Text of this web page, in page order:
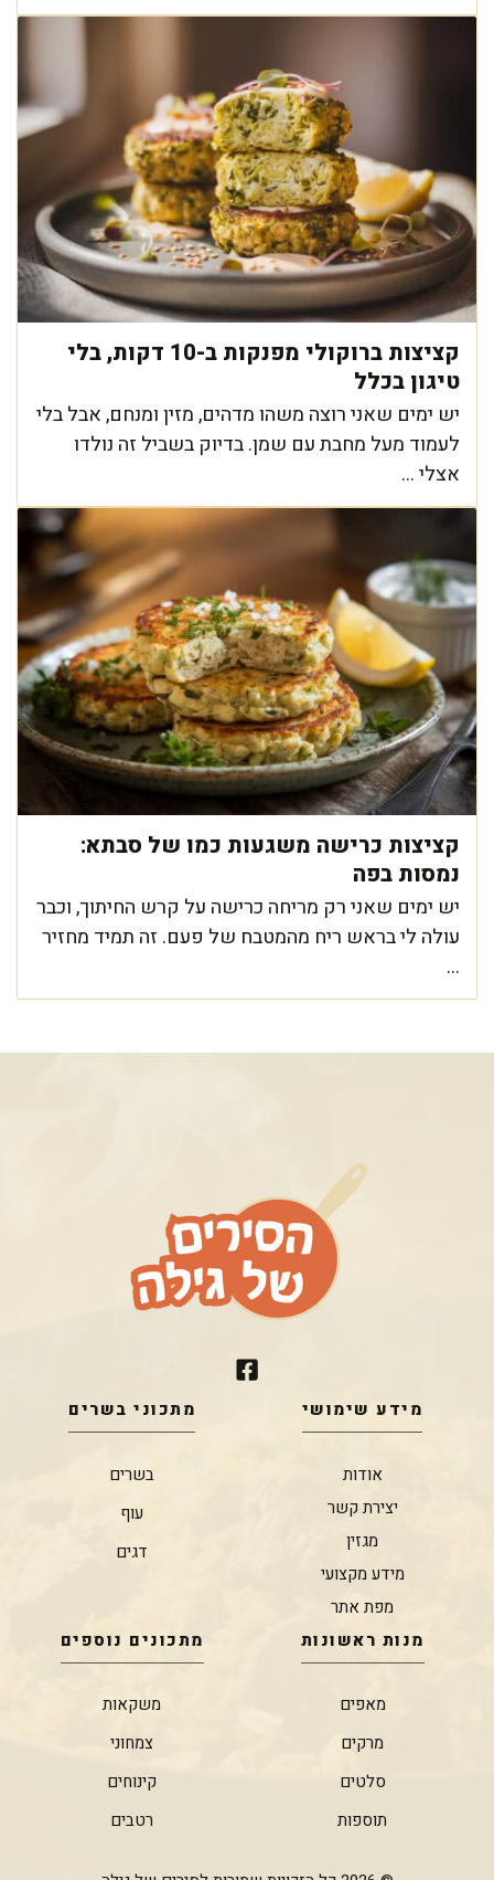
קציצות ברוקולי מפנקות ב-10 דקות, בלי
טיגון בכלל
יש ימים שאני רוצה משהו מדהים, מזין ומנחם, אבל בלי
לעמוד מעל מחבת עם שמן. בדיוק בשביל זה נולדו
אצלי ...
קציצות כרישה משגעות כמו של סבתא:
נמסות בפה
יש ימים שאני רק מריחה כרישה על קרש החיתוך, וכבר
עולה לי בראש ריח מהמטבח של פעם. זה תמיד מחזיר
...
מידע שימושי
אודות
יצירת קשר
מגזין
מידע מקצועי
מפת אתר
מתכוני בשרים
בשרים
עוף
דגים
מנות ראשונות
מאפים
מרקים
סלטים
תוספות
מתכונים נוספים
משקאות
צמחוני
קינוחים
רטבים